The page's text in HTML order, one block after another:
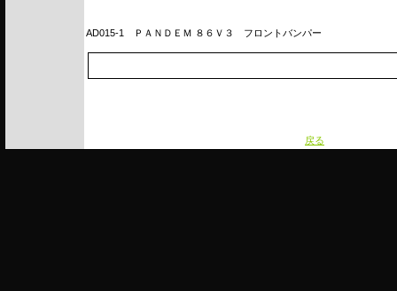
AD015-1 ＰＡＮＤＥＭ ８６Ｖ３ フロントバンパー
戻る